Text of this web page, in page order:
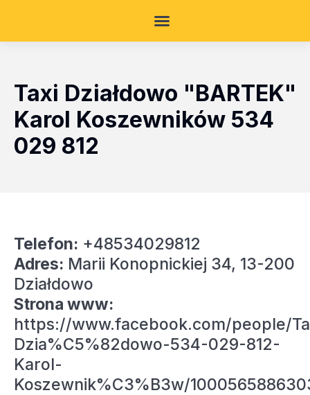
Taxi Działdowo "BARTEK"
Karol Koszewników 534
029 812
Telefon: +48534029812
Adres: Marii Konopnickiej 34, 13-200
Działdowo
Strona www:
https://www.facebook.com/people/
Dzia%C5%82dowo-534-029-812-
Karol-
Koszewnik%C3%B3w/